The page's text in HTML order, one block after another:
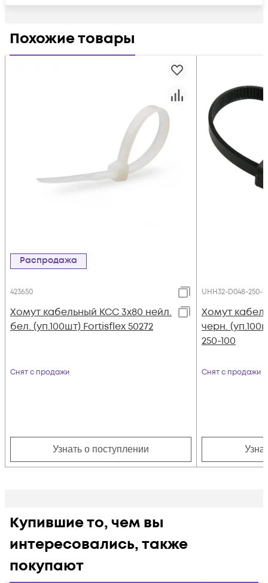
Похожие товары
Распродажа
423650
Хомут кабельный КСС 3х80 нейл.
бел. (уп.100шт) Fortisflex 50272
Снят с продажи
Узнать о поступлении
UHH32-D048-250-
Хомут
черн.
250-100
Снят с продажи
Купившие то, чем вы
интересовались, также
покупают